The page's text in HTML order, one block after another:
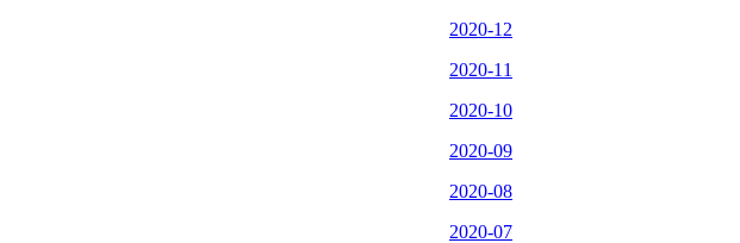
2020-12
2020-11
2020-10
2020-09
2020-08
2020-07